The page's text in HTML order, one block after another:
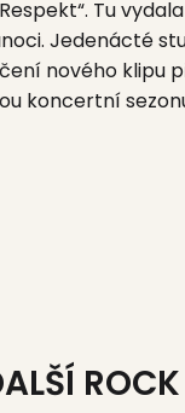
Tu
Jedenácté
nového klipu
koncertní